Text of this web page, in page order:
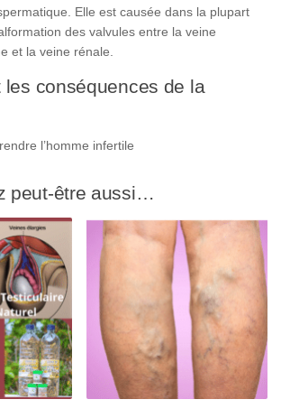
Elle est causée dans la plupart
des valvules entre la veine
et la veine rénale.
les conséquences de la
l’homme infertile
peut-être aussi…